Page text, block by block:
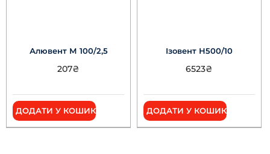
Алювент М 100/2,5
207₴
ДОДАТИ У КОШИК
Ізовент Н500/10
6523₴
ДОДАТИ У КОШИК